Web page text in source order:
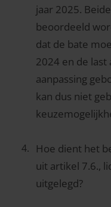
jaar 2025.
beoordeeld
dat de bate
2024 en de last
aanpassing
kan dus niet
Hoe dient het
uit artikel 7.6.,
uitgelegd?